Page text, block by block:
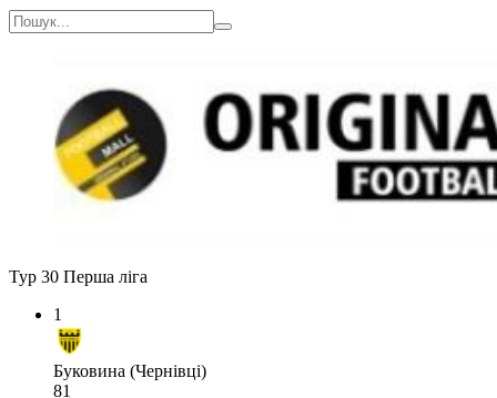
Тур 30 Перша ліга
1
Буковина (Чернівці)
81